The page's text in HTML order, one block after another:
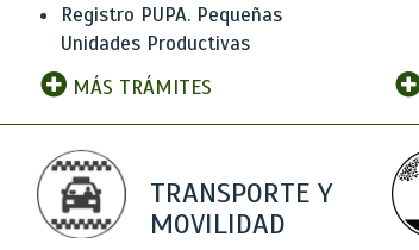
Registro PUPA. Pequeñas
Unidades Productivas
MÁS TRÁMITES
TRANSPORTE Y
MOVILIDAD